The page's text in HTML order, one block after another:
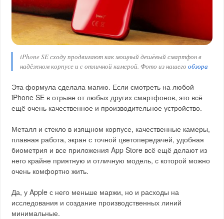
iPhone SE сходу продвигают как мощный дешёвый смартфон в
надёжном корпусе и с отличной камерой. Фото из нашегообзора
Эта формула сделала магию. Если смотреть на любой
iPhone SE в отрыве от любых других смартфонов, это всё
ещё очень качественное и производительное устройство.
Металл и стекло в изящном корпусе, качественные камеры,
плавная работа, экран с точной цветопередачей, удобная
биометрия и все приложения App Store всё ещё делают из
него крайне приятную и отличную модель, с которой можно
очень комфортно жить.
Да, у Apple с него меньше маржи, но и расходы на
исследования и создание производственных линий
минимальные.